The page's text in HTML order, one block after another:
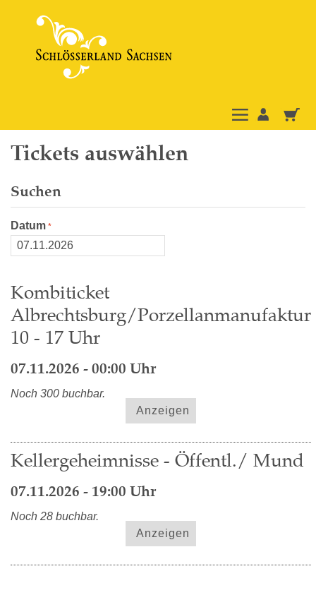
Tickets auswählen
Suchen
Datum
Kombiticket
Albrechtsburg/Porzellanmanufaktur
10 - 17 Uhr
07.11.2026 - 00:00 Uhr
Noch 300 buchbar.
Anzeigen
Kellergeheimnisse - Öffentl./ Mund
07.11.2026 - 19:00 Uhr
Noch 28 buchbar.
Anzeigen